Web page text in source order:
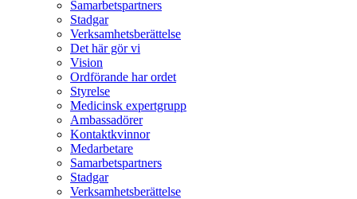
Samarbetspartners
Stadgar
Verksamhetsberättelse
Det här gör vi
Vision
Ordförande har ordet
Styrelse
Medicinsk expertgrupp
Ambassadörer
Kontaktkvinnor
Medarbetare
Samarbetspartners
Stadgar
Verksamhetsberättelse